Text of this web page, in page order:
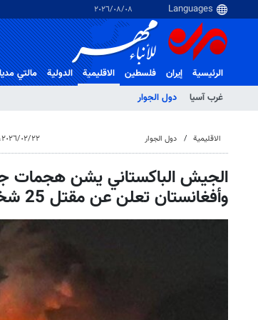
٠٨‏/٠٨‏/٢٠٢٦
الرئيسية إيران فلسطین
الاقلیمیة
غرب آسیا
دول الجوار
الدولية مالتي مدیا
الاقلیمیة دول الجوار ٢٢‏/٠٢‏/٢٠٢٦، ١٢:١١ م
الجيش الباكستاني يشن هجمات
وأفغانستان تعلن عن مقتل 25 شخصاً